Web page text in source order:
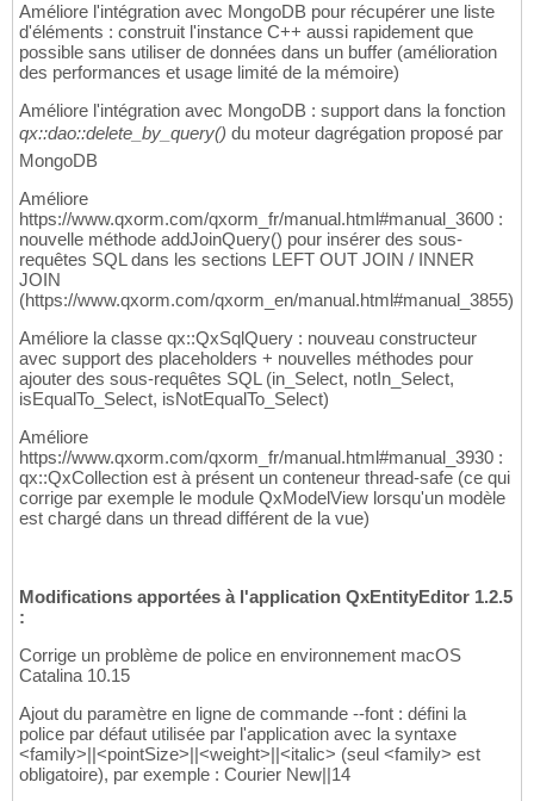
Améliore l'intégration avec MongoDB pour récupérer une liste
d'éléments : construit l'instance C++ aussi rapidement que
possible sans utiliser de données dans un buffer (amélioration
des performances et usage limité de la mémoire)
Améliore l'intégration avec MongoDB : support dans la fonction
qx::dao::delete_by_query() du moteur dagrégation proposé par
MongoDB
Améliore
https://www.qxorm.com/qxorm_fr/manual.html#manual_3600 :
nouvelle méthode addJoinQuery() pour insérer des sous-
requêtes SQL dans les sections LEFT OUT JOIN / INNER
JOIN
(https://www.qxorm.com/qxorm_en/manual.html#manual_3855)
Améliore la classe qx::QxSqlQuery : nouveau constructeur
avec support des placeholders + nouvelles méthodes pour
ajouter des sous-requêtes SQL (in_Select, notIn_Select,
isEqualTo_Select, isNotEqualTo_Select)
Améliore
https://www.qxorm.com/qxorm_fr/manual.html#manual_3930 :
qx::QxCollection est à présent un conteneur thread-safe (ce qui
corrige par exemple le module QxModelView lorsqu'un modèle
est chargé dans un thread différent de la vue)
Modifications apportées à l'application QxEntityEditor 1.2.5
:
Corrige un problème de police en environnement macOS
Catalina 10.15
Ajout du paramètre en ligne de commande --font : défini la
police par défaut utilisée par l'application avec la syntaxe
<family>||<pointSize>||<weight>||<italic> (seul <family> est
obligatoire), par exemple : Courier New||14